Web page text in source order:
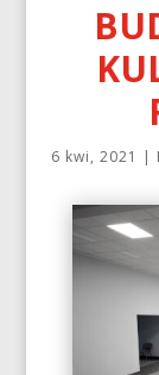
6 kwi, 2021 |